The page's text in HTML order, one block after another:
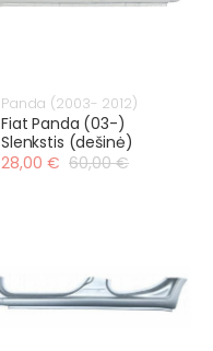
Panda (2003- 2012)
Fiat Panda (03-)
Slenkstis (dešinė)
28,00 € 60,00 €